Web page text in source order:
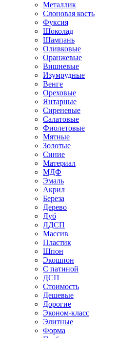
Металлик
Слоновая кость
Фуксия
Шоколад
Шампань
Оливковые
Оранжевые
Вишневые
Изумрудные
Венге
Ореховые
Янтарные
Сиреневые
Салатовые
Фиолетовые
Мятные
Золотые
Синие
Материал
МДФ
Эмаль
Акрил
Береза
Дерево
Дуб
ЛДСП
Массив
Пластик
Шпон
Экошпон
С патиной
ДСП
Стоимость
Дешевые
Дорогие
Эконом-класс
Элитные
Форма